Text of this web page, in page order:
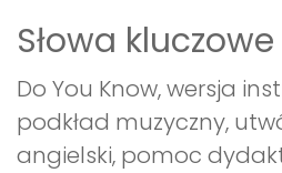
Słowa kluczowe
Do You Know, wersja
podkład muzyczny,
angielski, pomoc